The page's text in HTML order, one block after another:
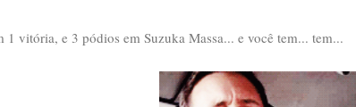
1 vitória, e 3 pódios em Suzuka Massa... e você tem... tem...